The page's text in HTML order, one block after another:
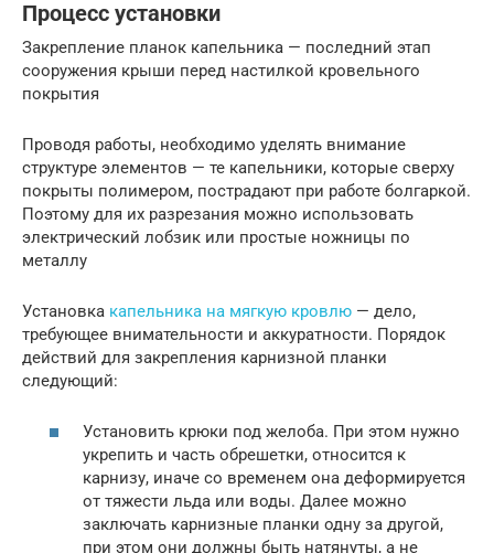
Процесс установки
Закрепление планок капельника — последний этап
сооружения крыши перед настилкой кровельного
покрытия
Проводя работы, необходимо уделять внимание
структуре элементов — те капельники, которые сверху
покрыты полимером, пострадают при работе болгаркой.
Поэтому для их разрезания можно использовать
электрический лобзик или простые ножницы по
металлу
Установка капельника на мягкую кровлю — дело,
требующее внимательности и аккуратности. Порядок
действий для закрепления карнизной планки
следующий:
Установить крюки под желоба. При этом нужно
укрепить и часть обрешетки, относится к
карнизу, иначе со временем она деформируется
от тяжести льда или воды. Далее можно
заключать карнизные планки одну за другой,
при этом они должны быть натянуты, а не